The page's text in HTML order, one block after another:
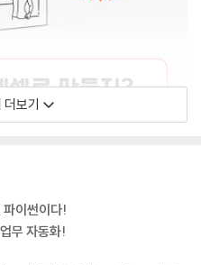
보기
파이썬이다!
무 자동화!